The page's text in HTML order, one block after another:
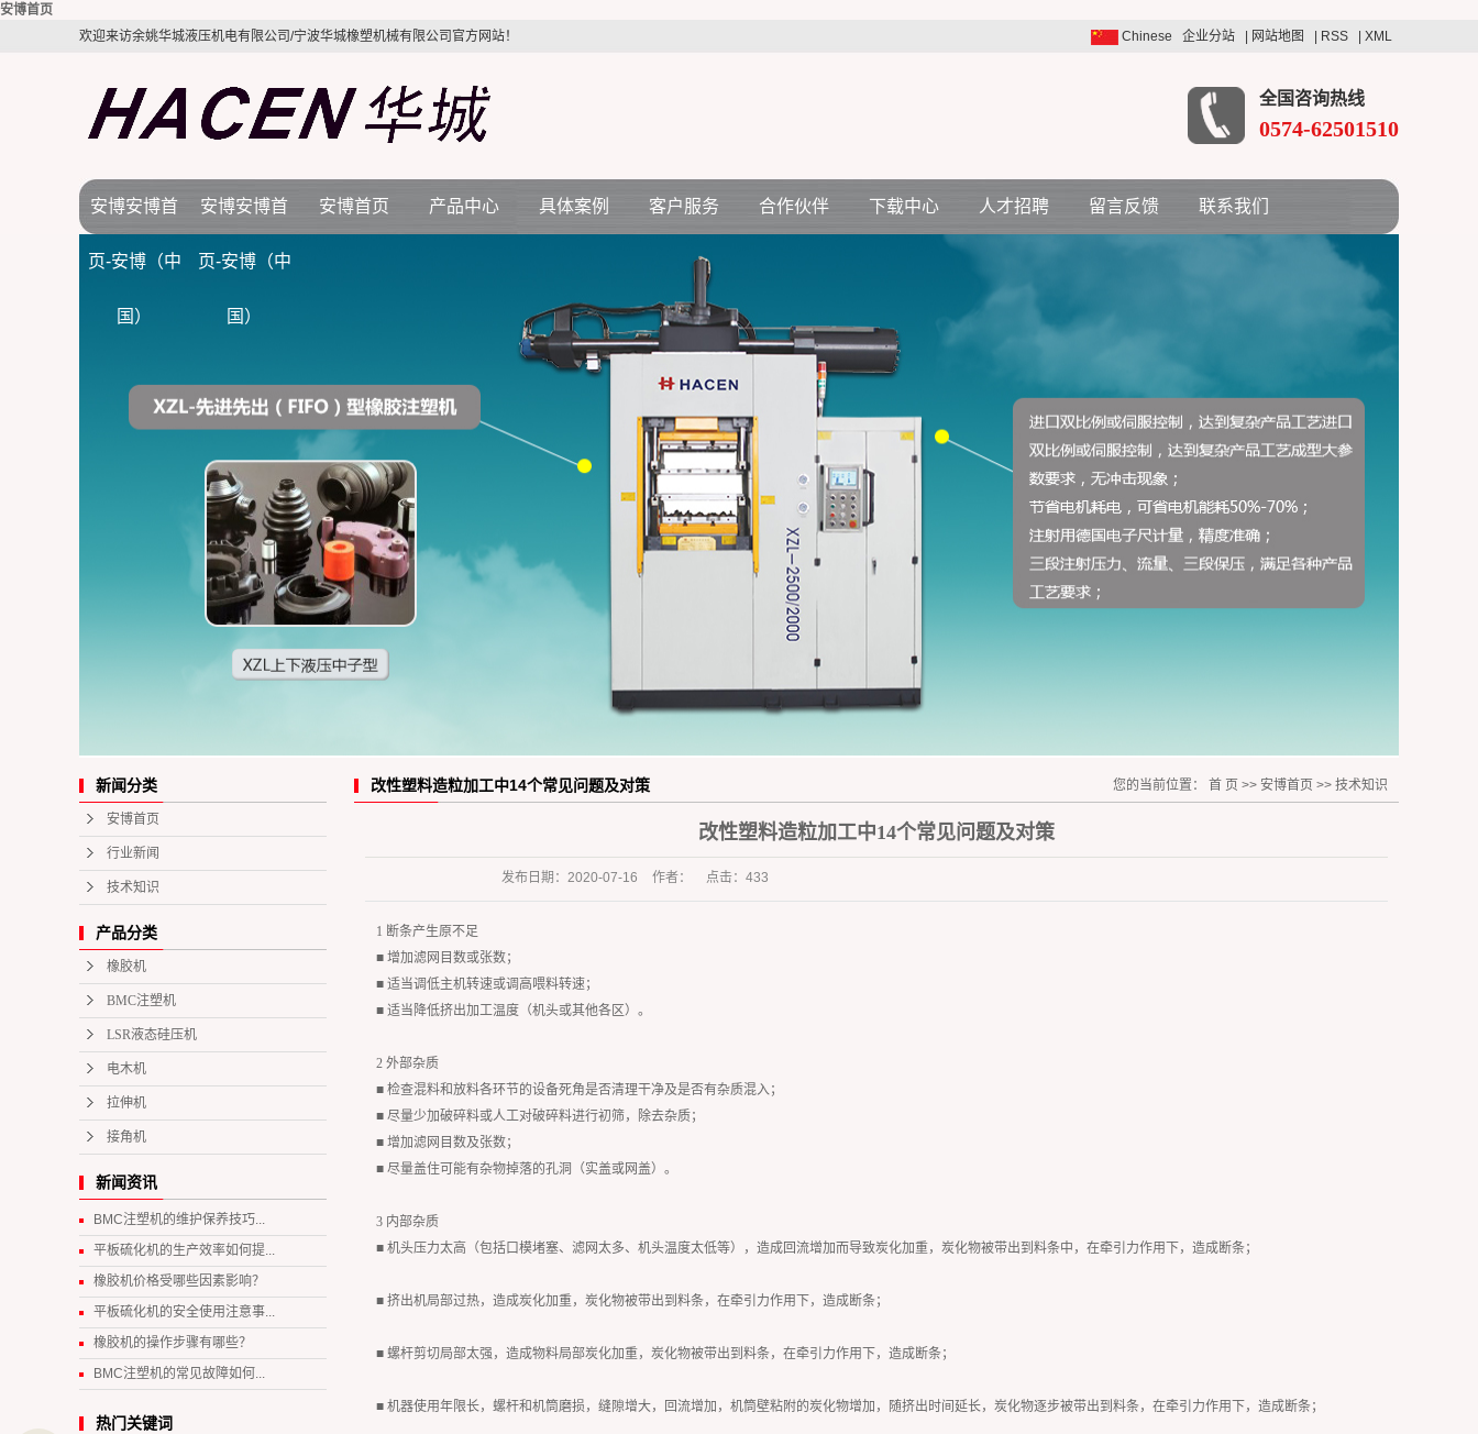
安博首页
欢迎来访余姚华城液压机电有限公司/宁波华城橡塑机械有限公司官方网站！
Chinese 企业分站 网站地图 RSS XML
全国咨询热线
0574-62501510
安博安博首
页-安博（中
国）
安博安博首
页-安博（中
国）
公司简介
安博首页 产品中心
拉伸机
具体案例
电力配件行业
空调电机行业
各种减震件行业
橡胶杂件行业
客户服务
客户服务
合作伙伴 下载中心 人才招聘 留言反馈 联系我们
新闻分类
安博首页
行业新闻
技术知识
产品分类
橡胶机
BMC注塑机
LSR液态硅压机
电木机
拉伸机
接角机
新闻资讯
BMC注塑机的维护保养技巧...
平板硫化机的生产效率如何提...
橡胶机价格受哪些因素影响？
平板硫化机的安全使用注意事...
橡胶机的操作步骤有哪些？
BMC注塑机的常见故障如何...
热门关键词
改性塑料造粒加工中14个常见问题及对策 您的当前位置： 首 页 >> 安博首页 >> 技术知识
改性塑料造粒加工中14个常见问题及对策
发布日期： 2020-07-16 作者： 点击： 433
1 断条产生原不足
■ 增加滤网目数或张数；
■ 适当调低主机转速或调高喂料转速；
■ 适当降低挤出加工温度（机头或其他各区）。
2 外部杂质
■ 检查混料和放料各环节的设备死角是否清理干净及是否有杂质混入；
■ 尽量少加破碎料或人工对破碎料进行初筛，除去杂质；
■ 增加滤网目数及张数；
■ 尽量盖住可能有杂物掉落的孔洞（实盖或网盖）。
3 内部杂质
■ 机头压力太高（包括口模堵塞、滤网太多、机头温度太低等），造成回流增加而导致炭化加重，炭化物被带出到料条中，在牵引力作用下，造成断条；
■ 挤出机局部过热，造成炭化加重，炭化物被带出到料条，在牵引力作用下，造成断条；
■ 螺杆剪切局部太强，造成物料局部炭化加重，炭化物被带出到料条，在牵引力作用下，造成断条；
■ 机器使用年限长，螺杆和机筒磨损，缝隙增大，回流增加，机筒壁粘附的炭化物增加，随挤出时间延长，炭化物逐步被带出到料条，在牵引力作用下，造成断条；